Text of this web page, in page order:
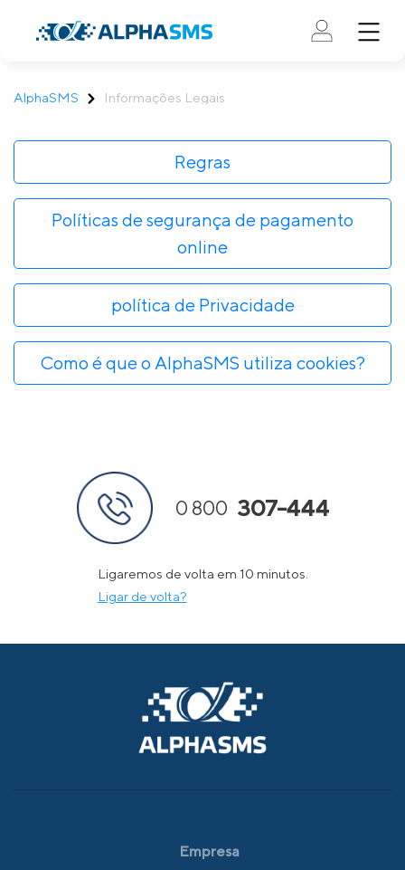
AlphaSMS Informações Legais
Regras
Políticas de segurança de pagamento
online
política de Privacidade
Como é que o AlphaSMS utiliza cookies?
0 800 307-444
Ligaremos de volta em 10 minutos.
Ligar de volta?
Empresa